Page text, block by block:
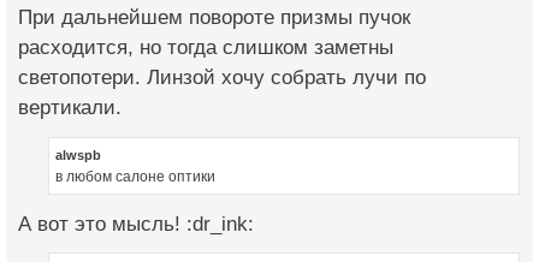
При дальнейшем повороте призмы пучок
расходится, но тогда слишком заметны
светопотери. Линзой хочу собрать лучи по
вертикали.
alwspb
в любом салоне оптики
А вот это мысль! :dr_ink: